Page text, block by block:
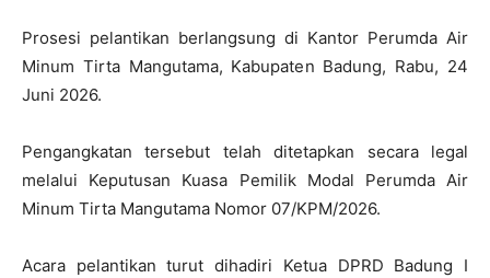
Prosesi pelantikan berlangsung di Kantor Perumda Air
Minum Tirta Mangutama, Kabupaten Badung, Rabu, 24
Juni 2026.
Pengangkatan tersebut telah ditetapkan secara legal
melalui Keputusan Kuasa Pemilik Modal Perumda Air
Minum Tirta Mangutama Nomor 07/KPM/2026.
Acara pelantikan turut dihadiri Ketua DPRD Badung I